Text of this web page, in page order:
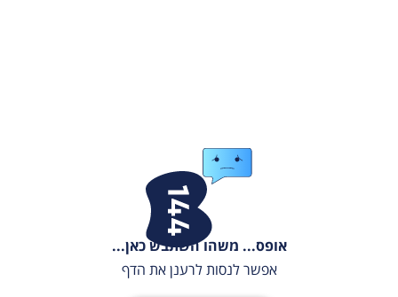
אופס... משהו השתבש כאן...
אפשר לנסות לרענן את הדף